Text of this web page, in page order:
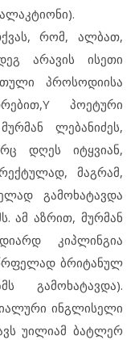
რომ, ალბათ,
არავის ისეთი
პროსოდიისა
პოეტური
ლებანიძეს,
დღეს იტყვიან,
მაგრამ,
გამოხატავდა
ამ აზრით, მურმან
კიპლინგია
ბრიტანულ
გამოხატავდა).
ინგლისელი
უილიამ ბატლერ